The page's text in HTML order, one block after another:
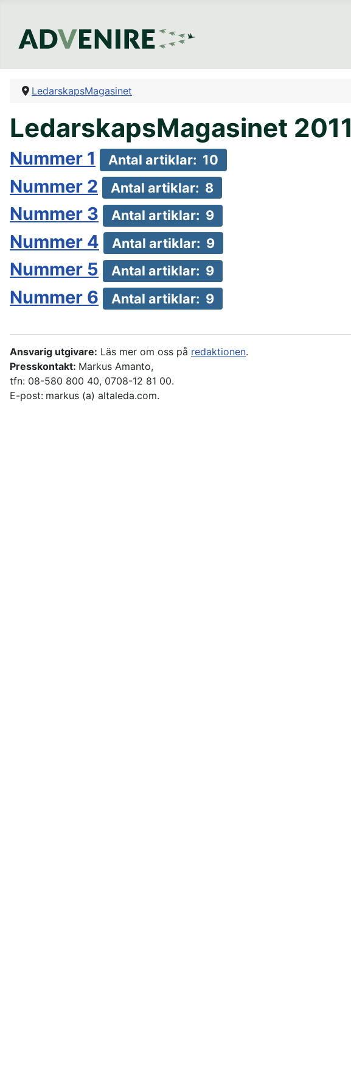
LedarskapsMagasinet
LedarskapsMagasinet 2011
Nummer 1 Antal artiklar: 10
Nummer 2 Antal artiklar: 8
Nummer 3 Antal artiklar: 9
Nummer 4 Antal artiklar: 9
Nummer 5 Antal artiklar: 9
Nummer 6 Antal artiklar: 9
Ansvarig utgivare: Läs mer om oss på redaktionen.
Presskontakt: Markus Amanto,
tfn: 08-580 800 40, 0708-12 81 00.
E-post: markus (a) altaleda.com.